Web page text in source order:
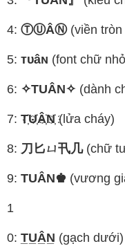
4: ⓉⓊÂⓃ(viền tròn
5: ᴛᴜâɴ (font chữ
6: ✧TUÂN✧ (dành
7: T҉U҉Â҉N҉(lửa cháy)
8: 刀匕ㄩ卂几(chữ
9: TUÂN♚ (vương
1
0: T̲U̲Â̲N̲ (gạch dưới)